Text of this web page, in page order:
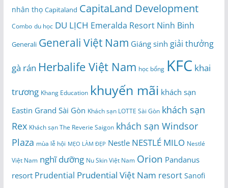
nhân thọ Capitaland CapitaLand Development
Combo du học DU LỊCH Emeralda Resort Ninh Binh
Generali Generali Việt Nam Giáng sinh giải thưởng
gà rán Herbalife Việt Nam học bổng KFC khai
trương Khang Education khuyến mãi khách sạn
Eastin Grand Sài Gòn Khách sạn LOTTE Sài Gòn khách sạn
Rex Khách sạn The Reverie Saigon khách sạn Windsor
Plaza mùa lễ hội MẸO LÀM ĐẸP Nestle NESTLÉ MILO Nestlé
Việt Nam nghĩ dưỡng Nu Skin Việt Nam Orion Pandanus
resort Prudential Prudential Việt Nam resort Sanofi